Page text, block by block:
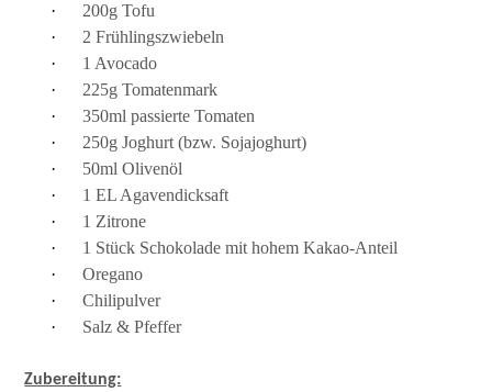
·
200g Tofu
·
2 Frühlingszwiebeln
·
1 Avocado
·
225g Tomatenmark
·
350ml passierte Tomaten
·
250g Joghurt (bzw. Sojajoghurt)
·
50ml Olivenöl
·
1 EL Agavendicksaft
·
1 Zitrone
·
1 Stück Schokolade mit hohem Kakao-Anteil
·
Oregano
·
Chilipulver
·
Salz & Pfeffer
Zubereitung: